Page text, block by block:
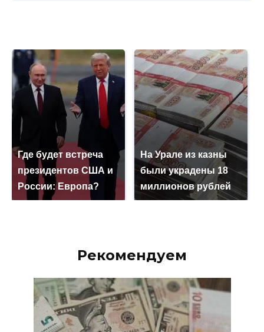
Где будет встреча
президентов США и
России: Европа?
На Урале из казны
были украдены 18
миллионов рублей
Рекомендуем